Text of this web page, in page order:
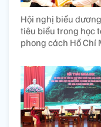
Hội nghị biểu
tiêu biểu trong học
phong cách Hồ Chí